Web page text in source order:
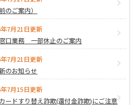
のご案内）
7月21日更新
口業務 一部休止のご案内
7月21日更新
のお知らせ
7月15日更新
ードすり替え詐欺(還付金詐欺)にご注意